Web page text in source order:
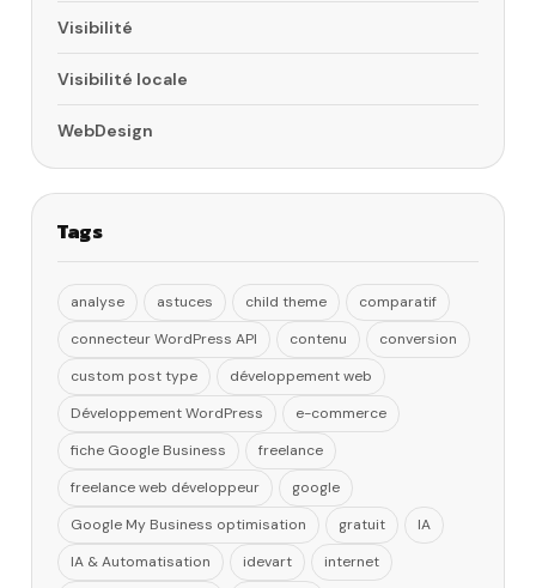
Visibilité
Visibilité locale
WebDesign
Tags
analyse astuces child theme
comparatif
connecteur WordPress API
contenu
conversion
custom post type
développement web
Développement WordPress
e-commerce
fiche Google Business
freelance
freelance web développeur
google
Google My Business optimisation
gratuit
IA
IA & Automatisation
idevart
internet